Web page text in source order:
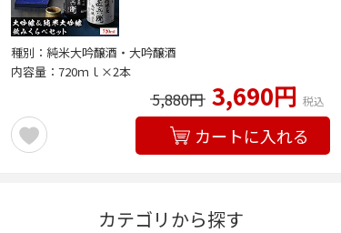
種別：純米大吟醸酒・大吟醸酒
内容量：720ｍｌ×2本
5,880円 3,690円 税込
カートに入れる
カテゴリから探す